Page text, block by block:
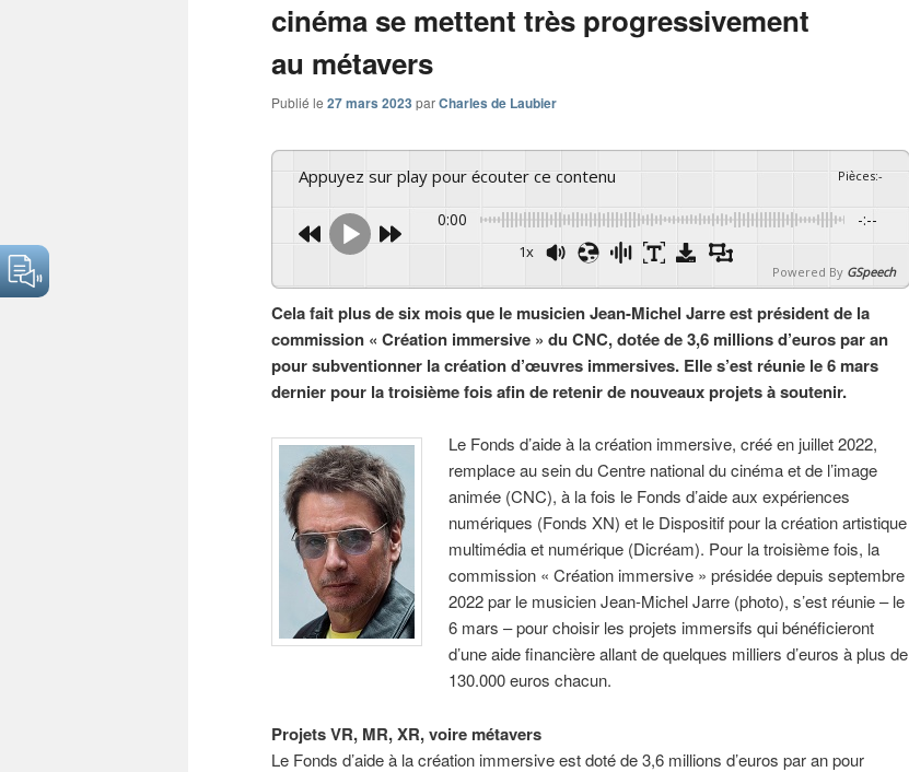
cinéma se mettent très progressivement
au métavers
Publié le 27 mars 2023 parCharles de Laubier
Appuyez sur play pour écouter ce contenu Pièces:-
0:00 -:--
1x
Powered By GSpeech
Cela fait plus de six mois que le musicien Jean-Michel Jarre est président de la
commission « Création immersive » du CNC, dotée de 3,6 millions d’euros par an
pour subventionner la création d’œuvres immersives. Elle s’est réunie le 6 mars
dernier pour la troisième fois afin de retenir de nouveaux projets à soutenir.
Le Fonds d’aide à la création immersive, créé en juillet 2022,
remplace au sein du Centre national du cinéma et de l’image
animée (CNC), à la fois le Fonds d’aide aux expériences
numériques (Fonds XN) et le Dispositif pour la création artistique
multimédia et numérique (Dicréam). Pour la troisième fois, la
commission « Création immersive » présidée depuis septembre
2022 par le musicien Jean-Michel Jarre (photo), s’est réunie – le
6 mars – pour choisir les projets immersifs qui bénéficieront
d’une aide financière allant de quelques milliers d’euros à plus de
130.000 euros chacun.
Projets VR, MR, XR, voire métavers
Le Fonds d’aide à la création immersive est doté de 3,6 millions d’euros par an pour